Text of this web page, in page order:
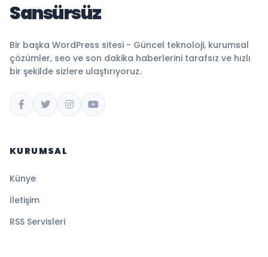
Sansürsüz
Bir başka WordPress sitesi - Güncel teknoloji, kurumsal
çözümler, seo ve son dakika haberlerini tarafsız ve hızlı
bir şekilde sizlere ulaştırıyoruz.
KURUMSAL
Künye
İletişim
RSS Servisleri